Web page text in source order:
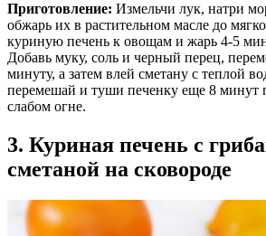
Приготовление: Измельчи лук, натри
обжарь их в растительном масле до
куриную печень к овощам и жарь 4-5
Добавь муку, соль и черный перец,
минуту, а затем влей сметану с теплой
перемешай и туши печенку еще 8 минут
слабом огне.
3. Куриная печень с
сметаной на сковороде